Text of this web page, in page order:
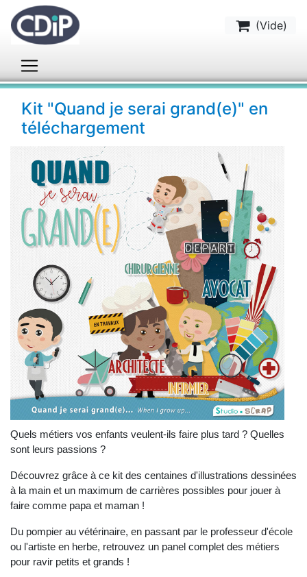
(Vide)
Kit "Quand je serai grand(e)" en
téléchargement
Quels métiers vos enfants veulent-ils faire plus tard ? Quelles
sont leurs passions ?
Découvrez grâce à ce kit des centaines d'illustrations dessinées
à la main et un maximum de carrières possibles pour jouer à
faire comme papa et maman !
Du pompier au vétérinaire, en passant par le professeur d'école
ou l'artiste en herbe, retrouvez un panel complet des métiers
pour ravir petits et grands !